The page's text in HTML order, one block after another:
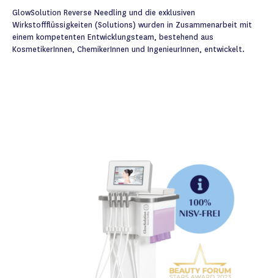
GlowSolution Reverse Needling und die exklusiven
Wirkstoffflüssigkeiten (Solutions) wurden in Zusammenarbeit mit
einem kompetenten Entwicklungsteam, bestehend aus
KosmetikerInnen, ChemikerInnen und IngenieurInnen, entwickelt.